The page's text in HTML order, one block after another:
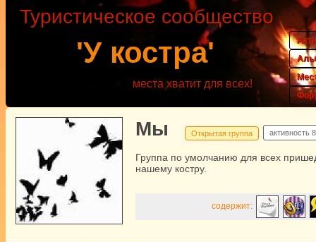
'У костра'
Туристическое сообщество
места хватит для всех!
Мы Открытая группа активность
Группа по умолчанию для всех
нашему костру.
содержит: